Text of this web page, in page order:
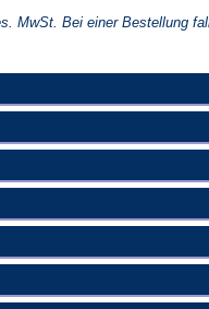
MwSt. Bei einer Bestellung